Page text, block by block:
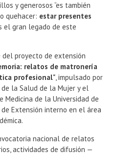
y generosos “es también
quehacer: estar presentes
el gran legado de este
proyecto de extensión
relatos de matronería
profesional", impulsado por
la Salud de la Mujer y el
Medicina de la Universidad de
Extensión interno en el área
nacional de relatos
actividades de difusión —